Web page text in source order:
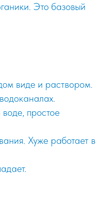
Это базовый
виде и раствором.
простое
Хуже работает в